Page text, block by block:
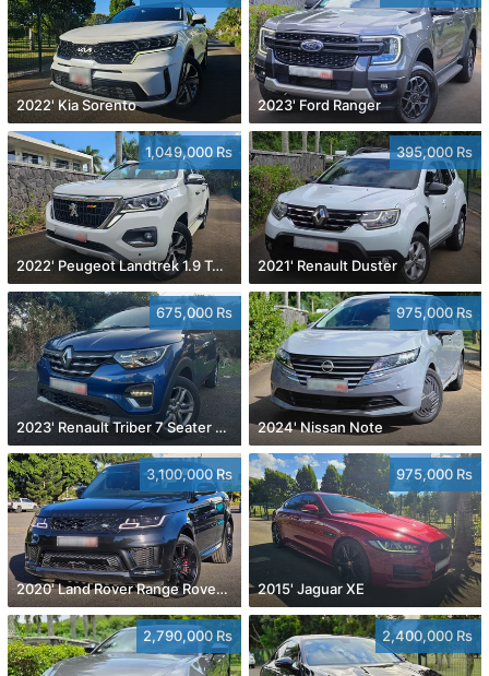
2022' Kia Sorento 2023' Ford Ranger
1,049,000 Rs
2022' Peugeot Landtrek 1.9 Turbo Diesel 4x4
395,000 Rs
2021' Renault Duster
675,000 Rs
2023' Renault Triber 7 Seater 1.0
975,000 Rs
2024' Nissan Note
3,100,000 Rs
2020' Land Rover Range Rover Sport
975,000 Rs
2015' Jaguar XE
2,790,000 Rs 2,400,000 Rs